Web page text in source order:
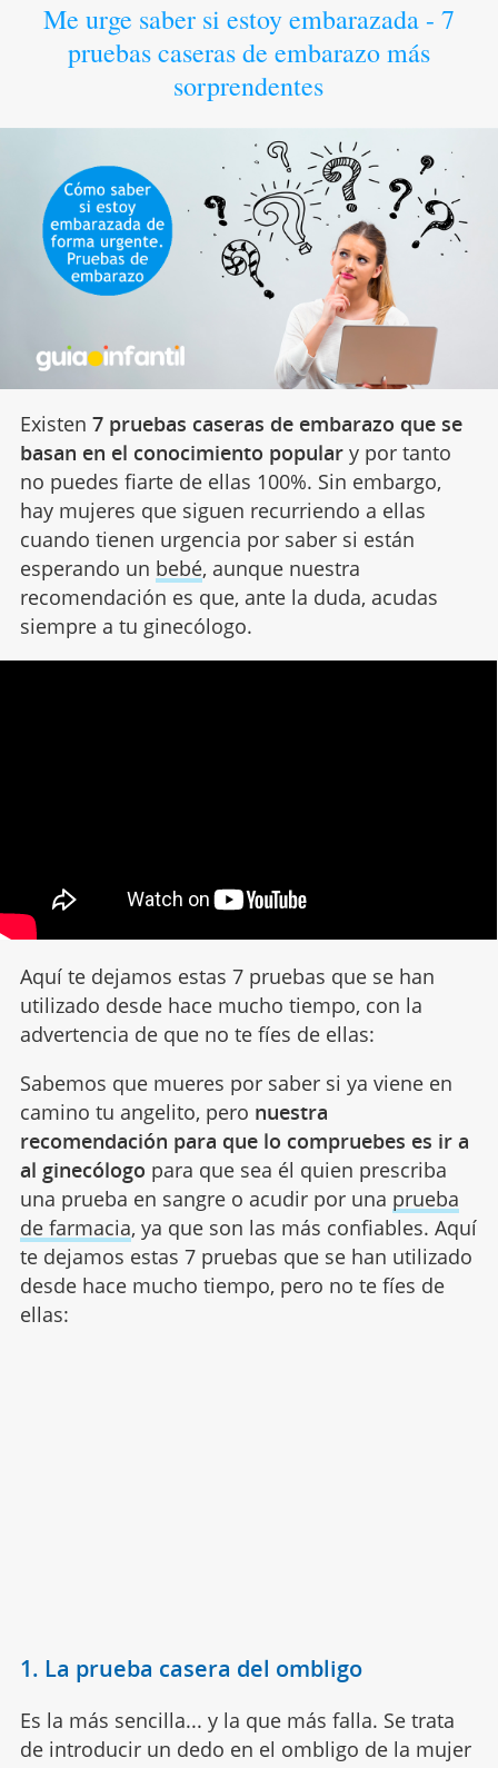
Me urge saber si estoy embarazada - 7
pruebas caseras de embarazo más
sorprendentes
Existen 7 pruebas caseras de embarazo que se
basan en el conocimiento populary por tanto
no puedes fiarte de ellas 100%. Sin embargo,
hay mujeres que siguen recurriendo a ellas
cuando tienen urgencia por saber si están
esperando un bebé, aunque nuestra
recomendación es que, ante la duda, acudas
siempre a tu ginecólogo.
Aquí te dejamos estas 7 pruebas que se han
utilizado desde hace mucho tiempo, con la
advertencia de que no te fíes de ellas:
Sabemos que mueres por saber si ya viene en
camino tu angelito, pero nuestra
recomendación para que lo compruebes es ir a
al ginecólogo para que sea él quien prescriba
una prueba en sangre o acudir por una prueba
de farmacia, ya que son las más confiables. Aquí
te dejamos estas 7 pruebas que se han utilizado
desde hace mucho tiempo, pero no te fíes de
ellas:
1. La prueba casera del ombligo
Es la más sencilla... y la que más falla. Se trata
de introducir un dedo en el ombligo de la mujer